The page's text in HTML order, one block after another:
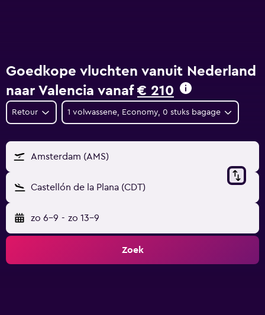
Goedkope vluchten vanuit Nederland
naar Valencia vanaf € 210
Retour 1 volwassene, Economy, 0 stuks bagage
Amsterdam (AMS)
Castellón de la Plana (CDT)
zo 6-9 - zo 13-9
Zoek